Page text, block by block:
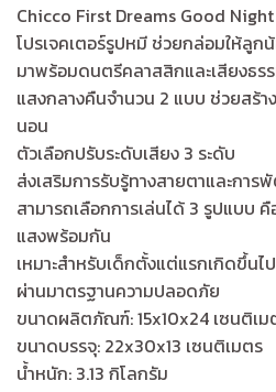
Chicco First Dreams Good
โปรเจคเตอร์รูปหมี ช่วยกล่อมให้ลู
มาพร้อมดนตรีคลาสสิกและเสียงธร
แสงกลางคืนจำนวน 2 แบบ ช่วยสร้
นอน
ตัวเลือกปรับระดับเสียง 3 ระดับ
ส่งเสริมการรับรู้ทางสายตาและกา
สามารถเลือกการเล่นได้ 3 รูปแบบ
แสงพร้อมกัน
เหมาะสำหรับเด็กตั้งแต่แรกเกิดขึ้นไป
ผ่านมาตรฐานความปลอดภัย
ขนาดผลิตภัณฑ์: 15x10x24 เซนติเม
ขนาดบรรจุ: 22x30x13 เซนติเมตร
น้ำหนัก: 3.13 กิโลกรัม